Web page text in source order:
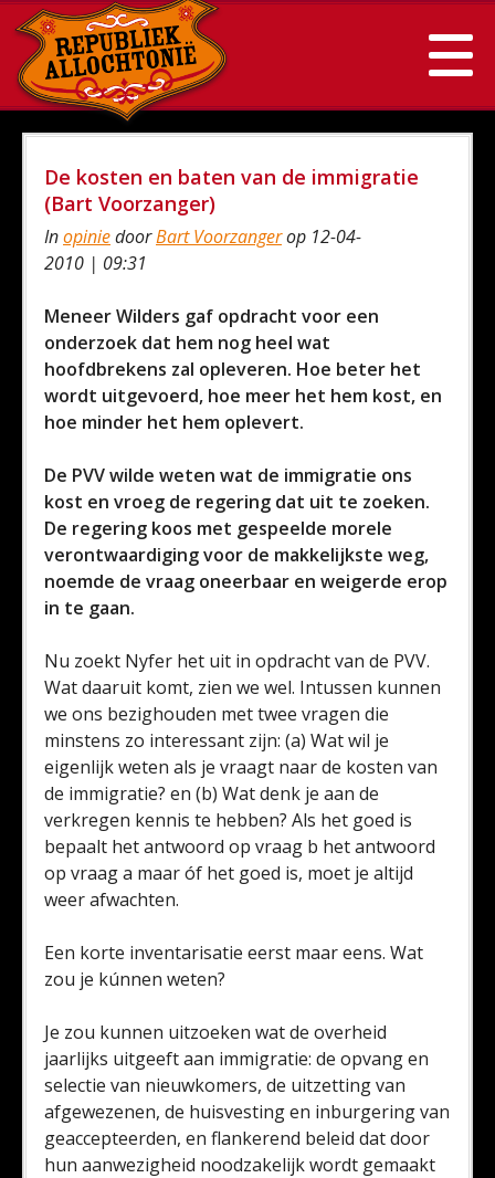
De kosten en baten van de immigratie
(Bart Voorzanger)
InopiniedoorBart Voorzangerop 12-04-
2010 | 09:31
Meneer Wilders gaf opdracht voor een
onderzoek dat hem nog heel wat
hoofdbrekens zal opleveren. Hoe beter het
wordt uitgevoerd, hoe meer het hem kost, en
hoe minder het hem oplevert.
De PVV wilde weten wat de immigratie ons
kost en vroeg de regering dat uit te zoeken.
De regering koos met gespeelde morele
verontwaardiging voor de makkelijkste weg,
noemde de vraag oneerbaar en weigerde erop
in te gaan.
Nu zoekt Nyfer het uit in opdracht van de PVV.
Wat daaruit komt, zien we wel. Intussen kunnen
we ons bezighouden met twee vragen die
minstens zo interessant zijn: (a) Wat wil je
eigenlijk weten als je vraagt naar de kosten van
de immigratie? en (b) Wat denk je aan de
verkregen kennis te hebben? Als het goed is
bepaalt het antwoord op vraag b het antwoord
op vraag a maar óf het goed is, moet je altijd
weer afwachten.
Een korte inventarisatie eerst maar eens. Wat
zou je kúnnen weten?
Je zou kunnen uitzoeken wat de overheid
jaarlijks uitgeeft aan immigratie: de opvang en
selectie van nieuwkomers, de uitzetting van
afgewezenen, de huisvesting en inburgering van
geaccepteerden, en flankerend beleid dat door
hun aanwezigheid noodzakelijk wordt gemaakt